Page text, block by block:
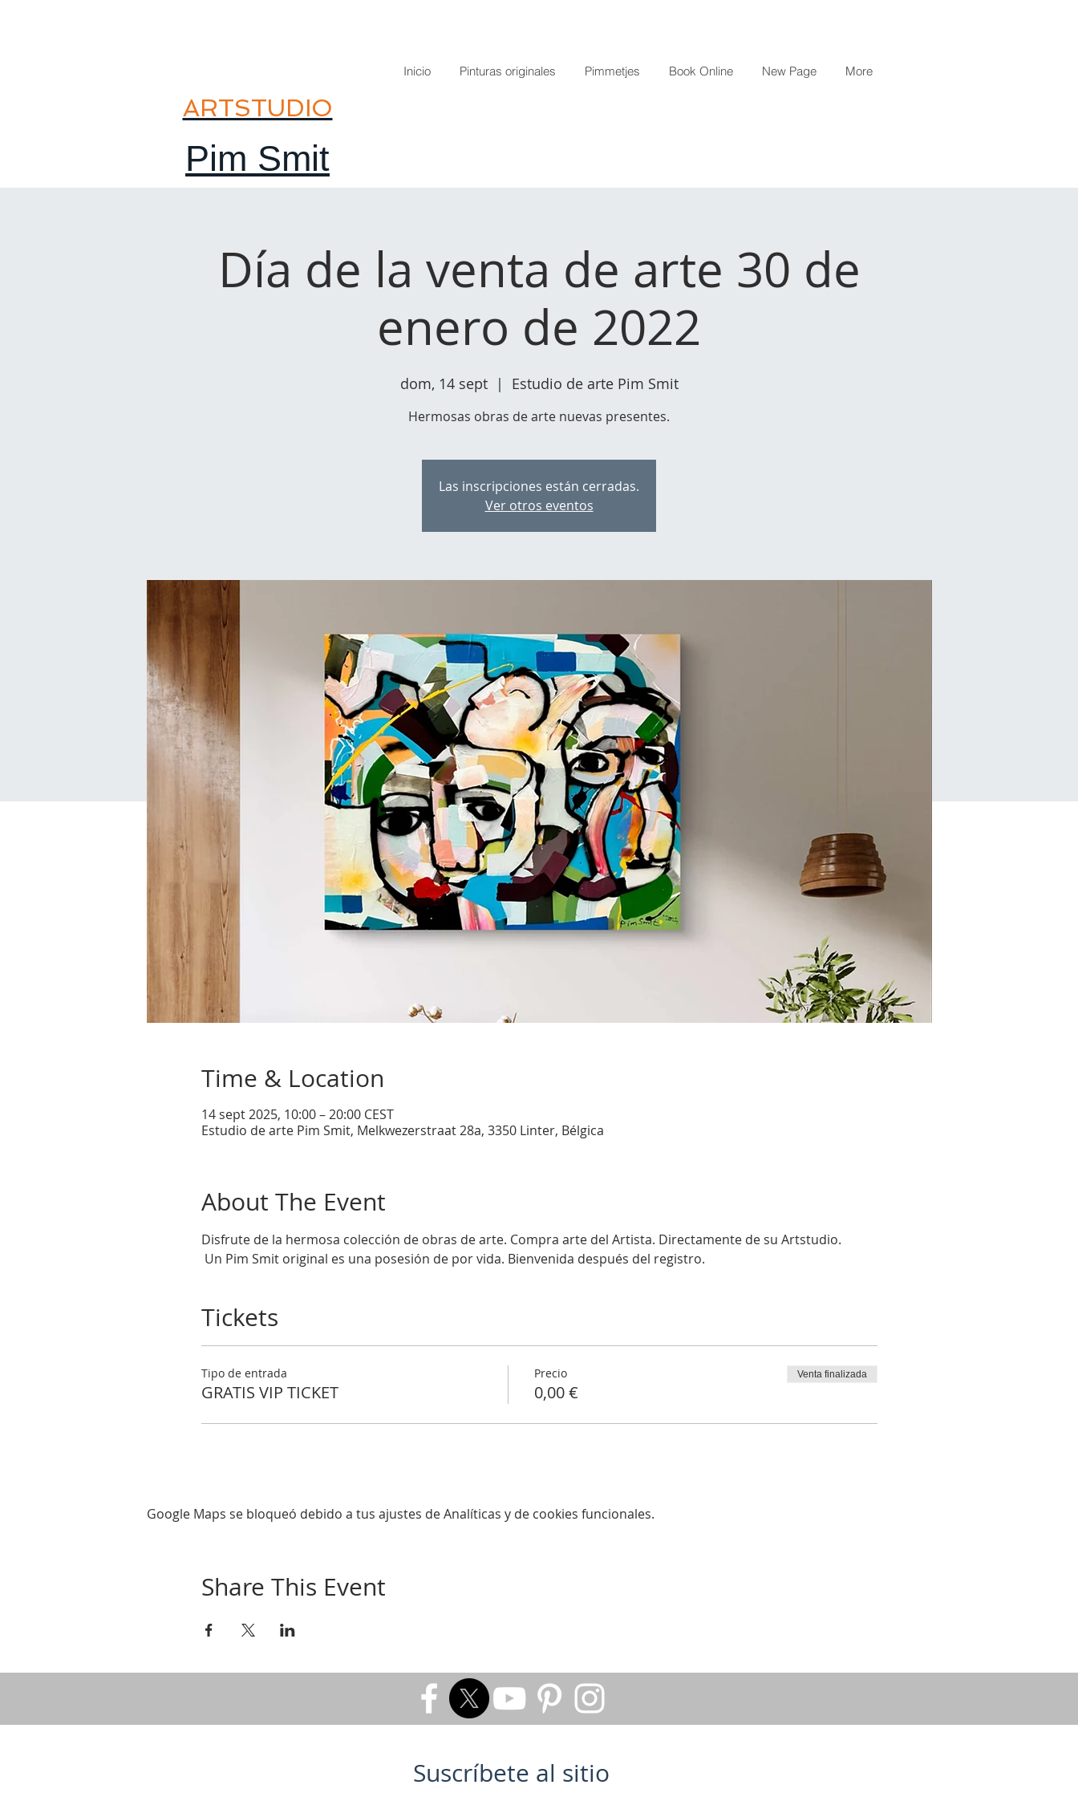
ARTSTUDIO
Pim Smit
Inicio Pinturas originales Pimmetjes Book Online New Page More
Día de la venta de arte 30 de
enero de 2022
dom, 14 sept
  |
Estudio de arte Pim Smit
Hermosas obras de arte nuevas presentes.
Las inscripciones están cerradas.
Ver otros eventos
Time & Location
14 sept 2025, 10:00 – 20:00 CEST
Estudio de arte Pim Smit, Melkwezerstraat 28a, 3350 Linter, Bélgica
About The Event
Disfrute de la hermosa colección de obras de arte. Compra arte del Artista. Directamente de su Artstudio.
Un Pim Smit original es una posesión de por vida. Bienvenida después del registro.
Tickets
Tipo de entrada
GRATIS VIP TICKET
Precio
0,00 €
Venta finalizada
Google Maps se bloqueó debido a tus ajustes de Analíticas y de cookies funcionales.
Share This Event
Suscríbete al sitio